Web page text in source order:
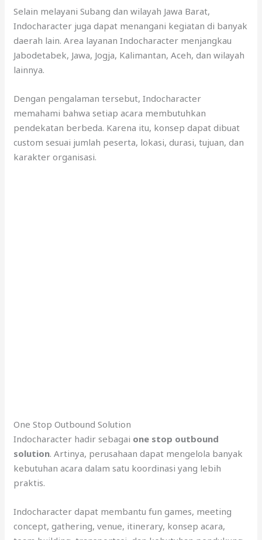
Selain melayani Subang dan wilayah Jawa Barat,
Indocharacter juga dapat menangani kegiatan di banyak
daerah lain. Area layanan Indocharacter menjangkau
Jabodetabek, Jawa, Jogja, Kalimantan, Aceh, dan wilayah
lainnya.
Dengan pengalaman tersebut, Indocharacter
memahami bahwa setiap acara membutuhkan
pendekatan berbeda. Karena itu, konsep dapat dibuat
custom sesuai jumlah peserta, lokasi, durasi, tujuan, dan
karakter organisasi.
One Stop Outbound Solution
Indocharacter hadir sebagai one stop outbound
solution. Artinya, perusahaan dapat mengelola banyak
kebutuhan acara dalam satu koordinasi yang lebih
praktis.
Indocharacter dapat membantu fun games, meeting
concept, gathering, venue, itinerary, konsep acara,